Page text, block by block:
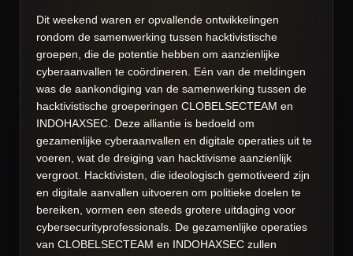
Dit weekend waren er opvallende ontwikkelingen
rondom de samenwerking tussen hacktivistische
groepen, die de potentie hebben om aanzienlijke
cyberaanvallen te coördineren. Eén van de meldingen
was de aankondiging van de samenwerking tussen de
hacktivistische groeperingen CLOBELSECTEAM en
INDOHAXSEC. Deze alliantie is bedoeld om
gezamenlijke cyberaanvallen en digitale operaties uit te
voeren, wat de dreiging van hacktivisme aanzienlijk
vergroot. Hacktivisten, die ideologisch gemotiveerd zijn
en digitale aanvallen uitvoeren om politieke doelen te
bereiken, vormen een steeds grotere uitdaging voor
cybersecurityprofessionals. De gezamenlijke operaties
van CLOBELSECTEAM en INDOHAXSEC zullen